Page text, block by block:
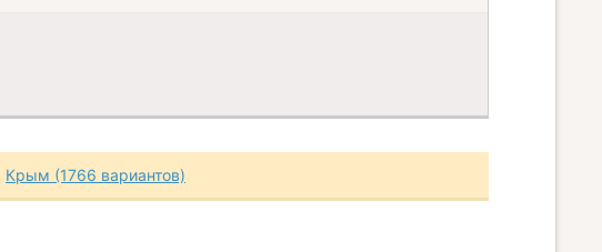
Крым (1766 вариантов)